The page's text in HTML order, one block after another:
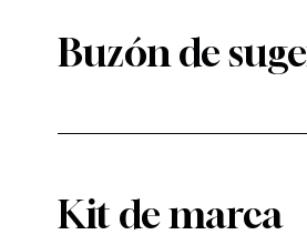
Buzón de
Kit de marca